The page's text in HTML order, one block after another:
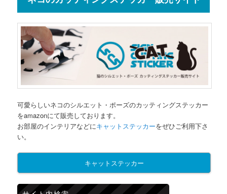
可愛らしいネコのシルエット・ポーズのカッティングステッカー
をamazonにて販売しております。
お部屋のインテリアなどにキャットステッカーをぜひご利用下さ
い。
キャットステッカー